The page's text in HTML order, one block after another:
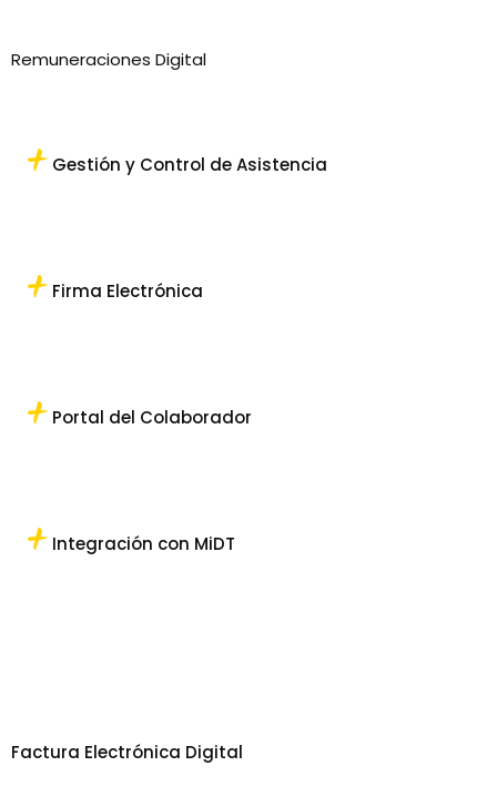
Remuneraciones Digital
Gestión y Control de Asistencia
Firma Electrónica
Portal del Colaborador
Integración con MiDT
Factura Electrónica Digital